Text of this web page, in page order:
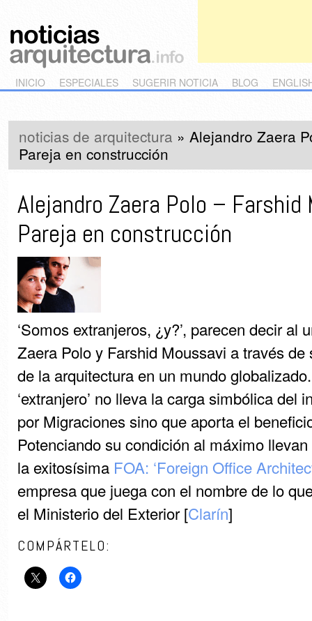
Main menu
Skip to primary content
Skip to secondary content
INICIO ESPECIALES SUGERIR NOTICIA BLOG
noticias de arquitectura » Alejandro Zaera
Pareja en construcción
Alejandro Zaera Polo – Farshid
Pareja en construcción
‘Somos extranjeros, ¿y?’, parecen decir al
Zaera Polo y Farshid Moussavi a través
de la arquitectura en un mundo
‘extranjero’ no lleva la carga simbólica del
por Migraciones sino que aporta el
Potenciando su condición al máximo
la exitosísima FOA: ‘Foreign Office
empresa que juega con el nombre de lo
el Ministerio del Exterior [Clarín]
COMPÁRTELO: